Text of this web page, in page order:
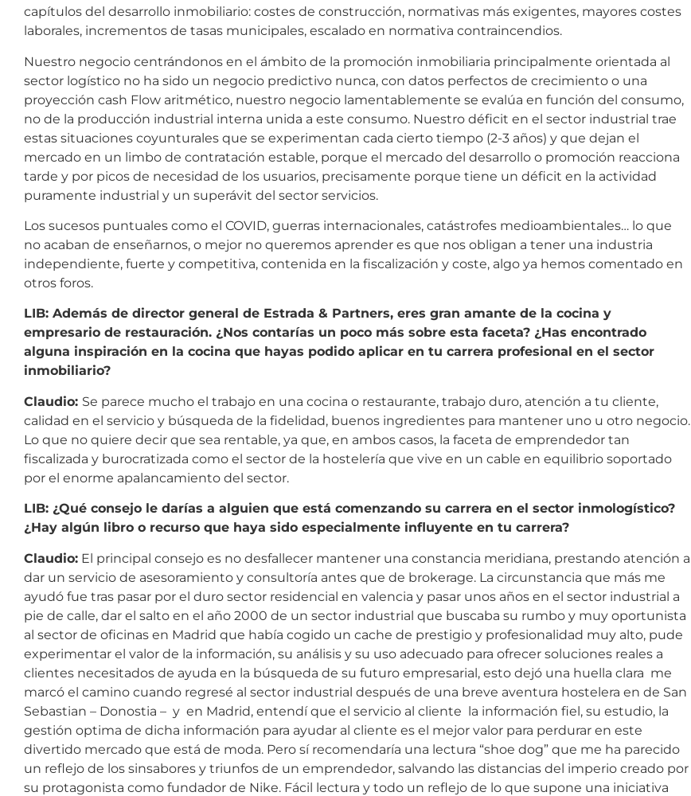
capítulos del desarrollo inmobiliario: costes de construcción, normativas más exigentes, mayores costes
laborales, incrementos de tasas municipales, escalado en normativa contraincendios.
Nuestro negocio centrándonos en el ámbito de la promoción inmobiliaria principalmente orientada al
sector logístico no ha sido un negocio predictivo nunca, con datos perfectos de crecimiento o una
proyección cash Flow aritmético, nuestro negocio lamentablemente se evalúa en función del consumo,
no de la producción industrial interna unida a este consumo. Nuestro déficit en el sector industrial trae
estas situaciones coyunturales que se experimentan cada cierto tiempo (2-3 años) y que dejan el
mercado en un limbo de contratación estable, porque el mercado del desarrollo o promoción reacciona
tarde y por picos de necesidad de los usuarios, precisamente porque tiene un déficit en la actividad
puramente industrial y un superávit del sector servicios.
Los sucesos puntuales como el COVID, guerras internacionales, catástrofes medioambientales… lo que
no acaban de enseñarnos, o mejor no queremos aprender es que nos obligan a tener una industria
independiente, fuerte y competitiva, contenida en la fiscalización y coste, algo ya hemos comentado en
otros foros.
LIB: Además de director general de Estrada & Partners, eres gran amante de la cocina y
empresario de restauración. ¿Nos contarías un poco más sobre esta faceta? ¿Has encontrado
alguna inspiración en la cocina que hayas podido aplicar en tu carrera profesional en el sector
inmobiliario?
Claudio: Se parece mucho el trabajo en una cocina o restaurante, trabajo duro, atención a tu cliente,
calidad en el servicio y búsqueda de la fidelidad, buenos ingredientes para mantener uno u otro negocio.
Lo que no quiere decir que sea rentable, ya que, en ambos casos, la faceta de emprendedor tan
fiscalizada y burocratizada como el sector de la hostelería que vive en un cable en equilibrio soportado
por el enorme apalancamiento del sector.
LIB: ¿Qué consejo le darías a alguien que está comenzando su carrera en el sector inmologístico?
¿Hay algún libro o recurso que haya sido especialmente influyente en tu carrera?
Claudio: El principal consejo es no desfallecer mantener una constancia meridiana, prestando atención a
dar un servicio de asesoramiento y consultoría antes que de brokerage. La circunstancia que más me
ayudó fue tras pasar por el duro sector residencial en valencia y pasar unos años en el sector industrial a
pie de calle, dar el salto en el año 2000 de un sector industrial que buscaba su rumbo y muy oportunista
al sector de oficinas en Madrid que había cogido un cache de prestigio y profesionalidad muy alto, pude
experimentar el valor de la información, su análisis y su uso adecuado para ofrecer soluciones reales a
clientes necesitados de ayuda en la búsqueda de su futuro empresarial, esto dejó una huella clara me
marcó el camino cuando regresé al sector industrial después de una breve aventura hostelera en de San
Sebastian – Donostia – y en Madrid, entendí que el servicio al cliente la información fiel, su estudio, la
gestión optima de dicha información para ayudar al cliente es el mejor valor para perdurar en este
divertido mercado que está de moda. Pero sí recomendaría una lectura “shoe dog” que me ha parecido
un reflejo de los sinsabores y triunfos de un emprendedor, salvando las distancias del imperio creado por
su protagonista como fundador de Nike. Fácil lectura y todo un reflejo de lo que supone una iniciativa